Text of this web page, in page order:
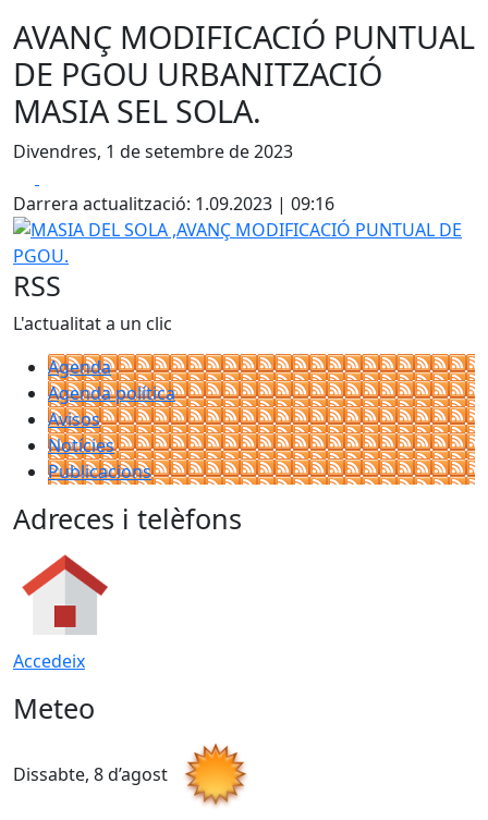
AVANÇ MODIFICACIÓ PUNTUAL
DE PGOU URBANITZACIÓ
MASIA SEL SOLA.
Divendres, 1 de setembre de 2023
Darrera actualització: 1.09.2023 | 09:16
MASIA DEL SOLA ,AVANÇ MODIFICACIÓ PUNTUAL DE
RSS
L'actualitat a un clic
Agenda
Agenda política
Avisos
Notícies
Publicacions
Adreces i telèfons
Accedeix
Meteo
Dissabte, 8 d’agost